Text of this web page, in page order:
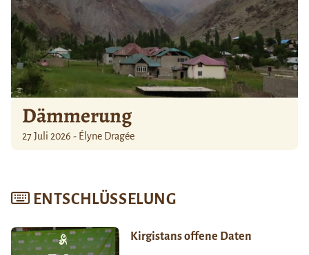
Dämmerung
27 Juli 2026 - Élyne Dragée
ENTSCHLÜSSELUNG
Kirgistans offene Daten